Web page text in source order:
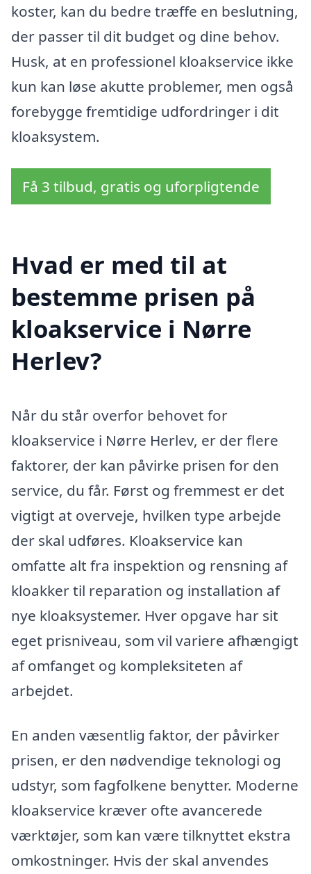
koster, kan du bedre træffe en beslutning,
der passer til dit budget og dine behov.
Husk, at en professionel kloakservice ikke
kun kan løse akutte problemer, men også
forebygge fremtidige udfordringer i dit
kloaksystem.
Få 3 tilbud, gratis og uforpligtende
Hvad er med til at
bestemme prisen på
kloakservice i Nørre
Herlev?
Når du står overfor behovet for
kloakservice i Nørre Herlev, er der flere
faktorer, der kan påvirke prisen for den
service, du får. Først og fremmest er det
vigtigt at overveje, hvilken type arbejde
der skal udføres. Kloakservice kan
omfatte alt fra inspektion og rensning af
kloakker til reparation og installation af
nye kloaksystemer. Hver opgave har sit
eget prisniveau, som vil variere afhængigt
af omfanget og kompleksiteten af
arbejdet.
En anden væsentlig faktor, der påvirker
prisen, er den nødvendige teknologi og
udstyr, som fagfolkene benytter. Moderne
kloakservice kræver ofte avancerede
værktøjer, som kan være tilknyttet ekstra
omkostninger. Hvis der skal anvendes